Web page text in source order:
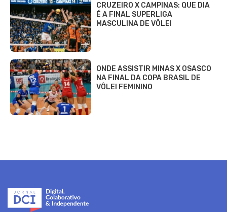
CRUZEIRO X CAMPINAS: QUE DIA
É A FINAL SUPERLIGA
MASCULINA DE VÔLEI
ONDE ASSISTIR MINAS X OSASCO
NA FINAL DA COPA BRASIL DE
VÔLEI FEMININO